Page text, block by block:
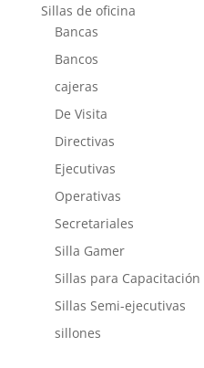
Sillas de oficina
Bancas
Bancos
cajeras
De Visita
Directivas
Ejecutivas
Operativas
Secretariales
Silla Gamer
Sillas para Capacitación
Sillas Semi-ejecutivas
sillones